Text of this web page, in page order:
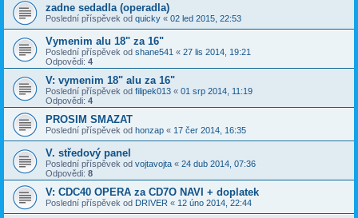
zadne sedadla (operadla)
Poslední příspěvek od quicky « 02 led 2015, 22:53
Vymenim alu 18" za 16"
Poslední příspěvek od shane541 « 27 lis 2014, 19:21
Odpovědi: 4
V: vymenim 18" alu za 16"
Poslední příspěvek od filipek013 « 01 srp 2014, 11:19
Odpovědi: 4
PROSIM SMAZAT
Poslední příspěvek od honzap « 17 čer 2014, 16:35
V. středový panel
Poslední příspěvek od vojtavojta « 24 dub 2014, 07:36
Odpovědi: 8
V: CDC40 OPERA za CD7O NAVI + doplatek
Poslední příspěvek od DRIVER « 12 úno 2014, 22:44